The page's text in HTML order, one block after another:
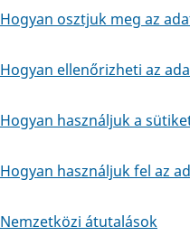
Hogyan osztjuk meg az
Hogyan ellenőrizheti az
Hogyan használjuk a
Hogyan használjuk fel az
Nemzetközi átutalások